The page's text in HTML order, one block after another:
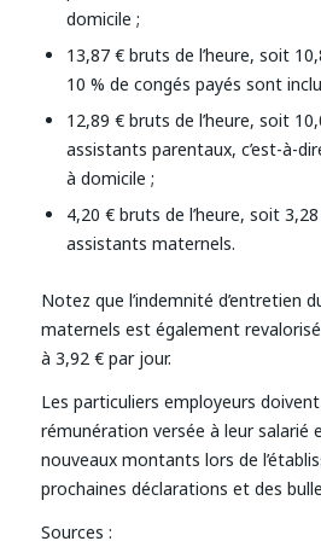
domicile ;
13,87 € bruts de l’heure, soit
10 % de congés payés sont
12,89 € bruts de l’heure, soit
assistants parentaux, c’est-à-
à domicile ;
4,20 € bruts de l’heure, soit
assistants maternels.
Notez que l’indemnité d’entretien
maternels est également
à 3,92 € par jour.
Les particuliers employeurs
rémunération versée à leur salarié
nouveaux montants lors de
prochaines déclarations et des
Sources :